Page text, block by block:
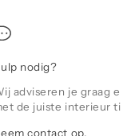
nodig?
adviseren je graag en
de juiste interieur
contact op.